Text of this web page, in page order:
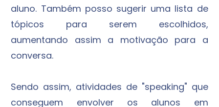
aluno. Também posso sugerir uma lista de
tópicos para serem escolhidos,
aumentando assim a motivação para a
conversa.
Sendo assim, atividades de "speaking" que
conseguem envolver os alunos em